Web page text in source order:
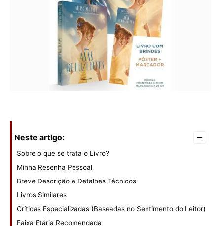
Neste artigo: –
Sobre o que se trata o Livro?
Minha Resenha Pessoal
Breve Descrição e Detalhes Técnicos
Livros Similares
Críticas Especializadas (Baseadas no Sentimento do Leitor)
Faixa Etária Recomendada